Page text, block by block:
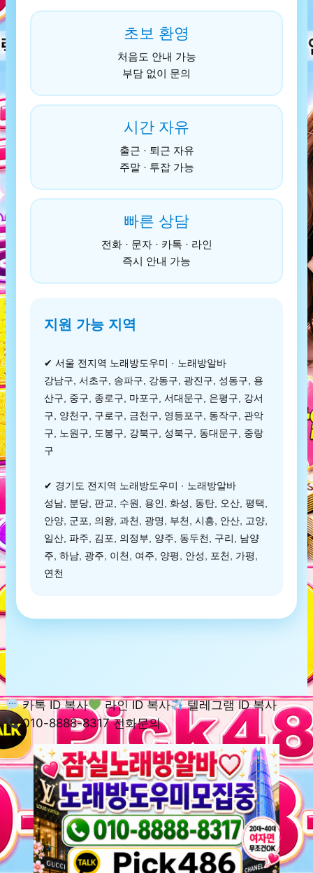
초보 환영
처음도 안내 가능
부담 없이 문의
시간 자유
출근 · 퇴근 자유
주말 · 투잡 가능
빠른 상담
전화 · 문자 · 카톡 · 라인
즉시 안내 가능
지원 가능 지역
✔ 서울 전지역 노래방도우미 · 노래방알바
강남구, 서초구, 송파구, 강동구, 광진구, 성동구, 용
산구, 중구, 종로구, 마포구, 서대문구, 은평구, 강서
구, 양천구, 구로구, 금천구, 영등포구, 동작구, 관악
구, 노원구, 도봉구, 강북구, 성북구, 동대문구, 중랑
구
✔ 경기도 전지역 노래방도우미 · 노래방알바
성남, 분당, 판교, 수원, 용인, 화성, 동탄, 오산, 평택,
안양, 군포, 의왕, 과천, 광명, 부천, 시흥, 안산, 고양,
일산, 파주, 김포, 의정부, 양주, 동두천, 구리, 남양
주, 하남, 광주, 이천, 여주, 양평, 안성, 포천, 가평,
연천
카톡 ID 복사 라인 ID 복사
텔레그램 ID 복사
010-8888-8317 전화문의